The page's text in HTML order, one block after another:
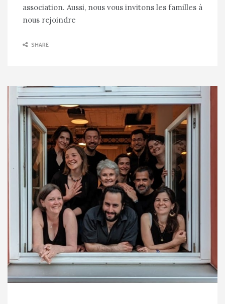
association. Aussi, nous vous invitons les familles à
nous rejoindre
SHARE